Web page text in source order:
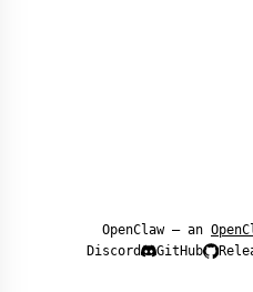
GitHub
Discord